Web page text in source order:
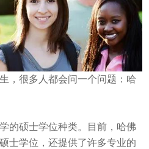
，很多人都会问一个问题：哈
的硕士学位种类。目前，哈佛
士学位，还提供了许多专业的